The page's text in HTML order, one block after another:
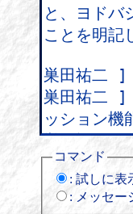
コマンド
: 試しに表
: メッセー